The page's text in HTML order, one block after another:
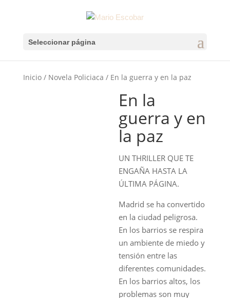
Seleccionar página
Inicio/ Novela Policiaca / En la guerra y en la paz
En la
guerra y en
la paz
UN THRILLER QUE TE
ENGAÑA HASTA LA
ÚLTIMA PÁGINA.
Madrid se ha convertido
en la ciudad peligrosa.
En los barrios se respira
un ambiente de miedo y
tensión entre las
diferentes comunidades.
En los barrios altos, los
problemas son muy